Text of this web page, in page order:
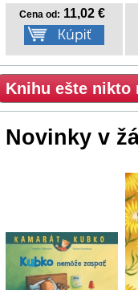
Cena od: 11,02 €
Knihu ešte nikto
Novinky v